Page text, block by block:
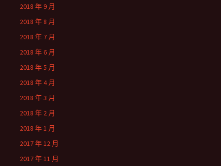
2018 年 9 月
2018 年 8 月
2018 年 7 月
2018 年 6 月
2018 年 5 月
2018 年 4 月
2018 年 3 月
2018 年 2 月
2018 年 1 月
2017 年 12 月
2017 年 11 月